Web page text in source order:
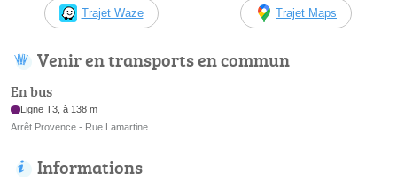
Trajet Waze Trajet Maps
Venir en transports en commun
En bus
Ligne T3, à 138 m
Arrêt Provence - Rue Lamartine
Informations